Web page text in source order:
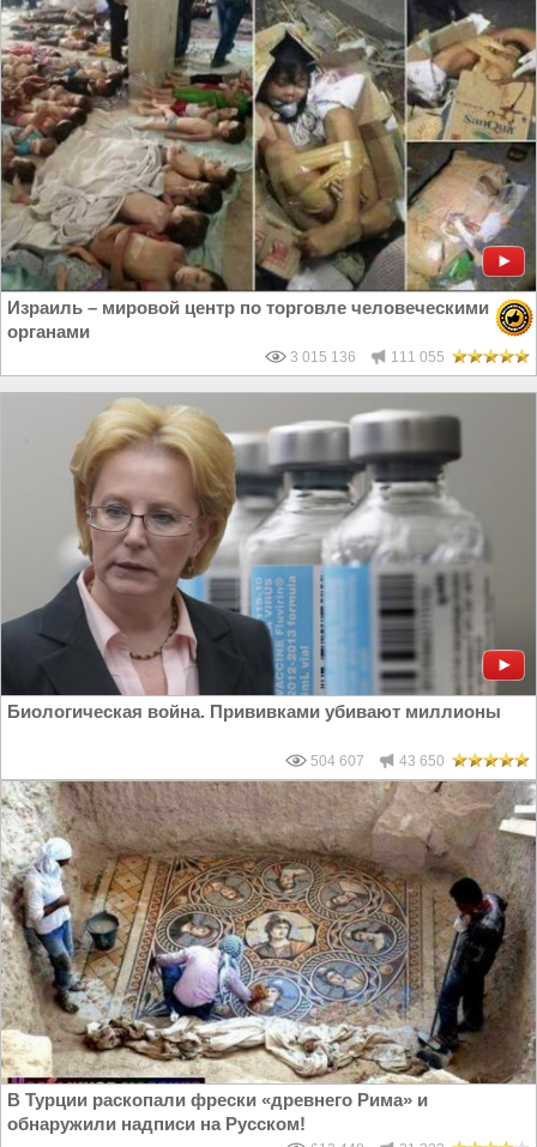
Израиль – мировой центр по торговле человеческими
органами
3 015 136 111 055
Биологическая война. Прививками убивают миллионы
504 607 43 650
В Турции раскопали фрески «древнего Рима» и
обнаружили надписи на Русском!